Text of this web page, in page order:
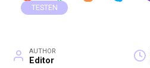
TESTEN
AUTHOR
Editor